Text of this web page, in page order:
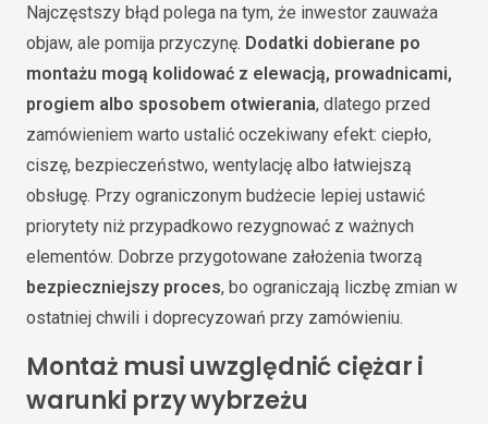
Najczęstszy błąd polega na tym, że inwestor zauważa
objaw, ale pomija przyczynę. Dodatki dobierane po
montażu mogą kolidować z elewacją, prowadnicami,
progiem albo sposobem otwierania, dlatego przed
zamówieniem warto ustalić oczekiwany efekt: ciepło,
ciszę, bezpieczeństwo, wentylację albo łatwiejszą
obsługę. Przy ograniczonym budżecie lepiej ustawić
priorytety niż przypadkowo rezygnować z ważnych
elementów. Dobrze przygotowane założenia tworzą
bezpieczniejszy proces, bo ograniczają liczbę zmian w
ostatniej chwili i doprecyzowań przy zamówieniu.
Montaż musi uwzględnić ciężar i
warunki przy wybrzeżu